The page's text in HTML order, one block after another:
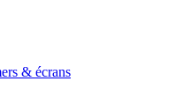
& écrans